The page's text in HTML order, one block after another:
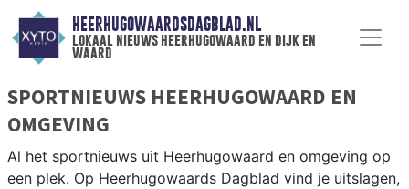
HEERHUGOWAARDSDAGBLAD.NL
lokaal nieuws heerhugowaard en dijk en
waard
SPORTNIEUWS HEERHUGOWAARD EN
OMGEVING
Al het sportnieuws uit Heerhugowaard en omgeving op
een plek. Op Heerhugowaards Dagblad vind je uitslagen,